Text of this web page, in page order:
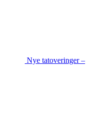
Nye tatoveringer –